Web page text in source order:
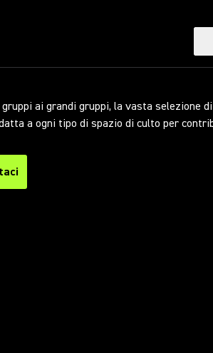
gruppi ai grandi gruppi, la vasta selezione
a ogni tipo di spazio di culto per